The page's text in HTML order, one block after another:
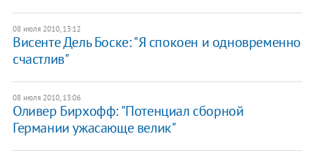
08 июля 2010, 13:12
Висенте Дель Боске: "Я спокоен и одновременно
счастлив"
08 июля 2010, 13:06
Оливер Бирхофф: "Потенциал сборной
Германии ужасающе велик"